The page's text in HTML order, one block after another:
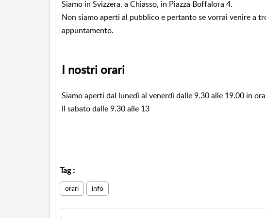
Siamo in Svizzera, a Chiasso, in Piazza Boffalora 4.
Non siamo aperti al pubblico e pertanto se vorrai venire a
appuntamento.
I nostri orari
Siamo aperti dal lunedì al venerdì dalle 9.30 alle 19.00 in
Il sabato dalle 9.30 alle 13
Tag:
orari info